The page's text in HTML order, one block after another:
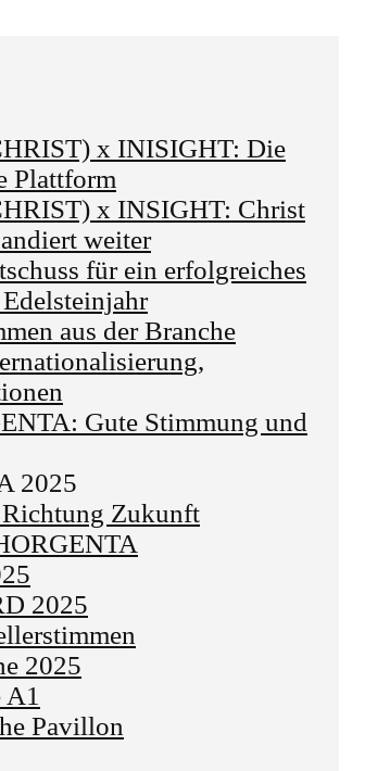
x INISIGHT: Die
Plattform
x INSIGHT: Christ
weiter
für ein erfolgreiches
aus der Branche
Gute Stimmung und
2025
Zukunft
2025
2025
Pavillon